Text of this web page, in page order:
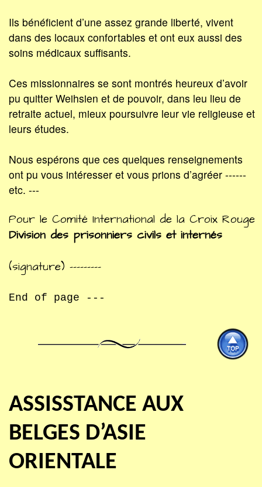
Ils bénéficient d’une assez grande liberté, vivent
dans des locaux confortables et ont eux aussi des
soins médicaux suffisants.
Ces missionnaires se sont montrés heureux d’avoir
pu quitter Weihsien et de pouvoir, dans leu lieu de
retraite actuel, mieux poursuivre leur vie religieuse et
leurs études.
Nous espérons que ces quelques renseignements
ont pu vous intéresser et vous prions d’agréer ------
etc. ---
Pour le Comité International de la Croix Rouge
Division des prisonniers civils et internés
(signature) ---------
End of page ---
ASSISSTANCE AUX
BELGES D’ASIE
ORIENTALE